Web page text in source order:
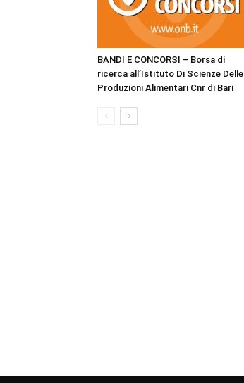
BANDI E CONCORSI – Borsa di
ricerca all’Istituto Di Scienze Delle
Produzioni Alimentari Cnr di Bari